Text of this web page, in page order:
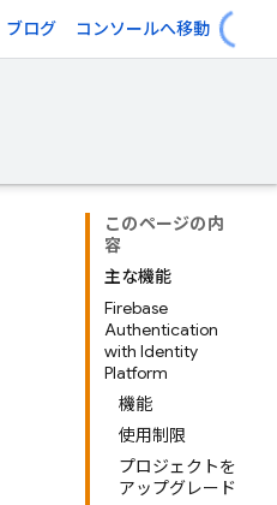
ブログ コンソールへ移動
このページの内
容
主な機能
Firebase
Authentication
with Identity
Platform
機能
使用制限
プロジェクトを
アップグレード